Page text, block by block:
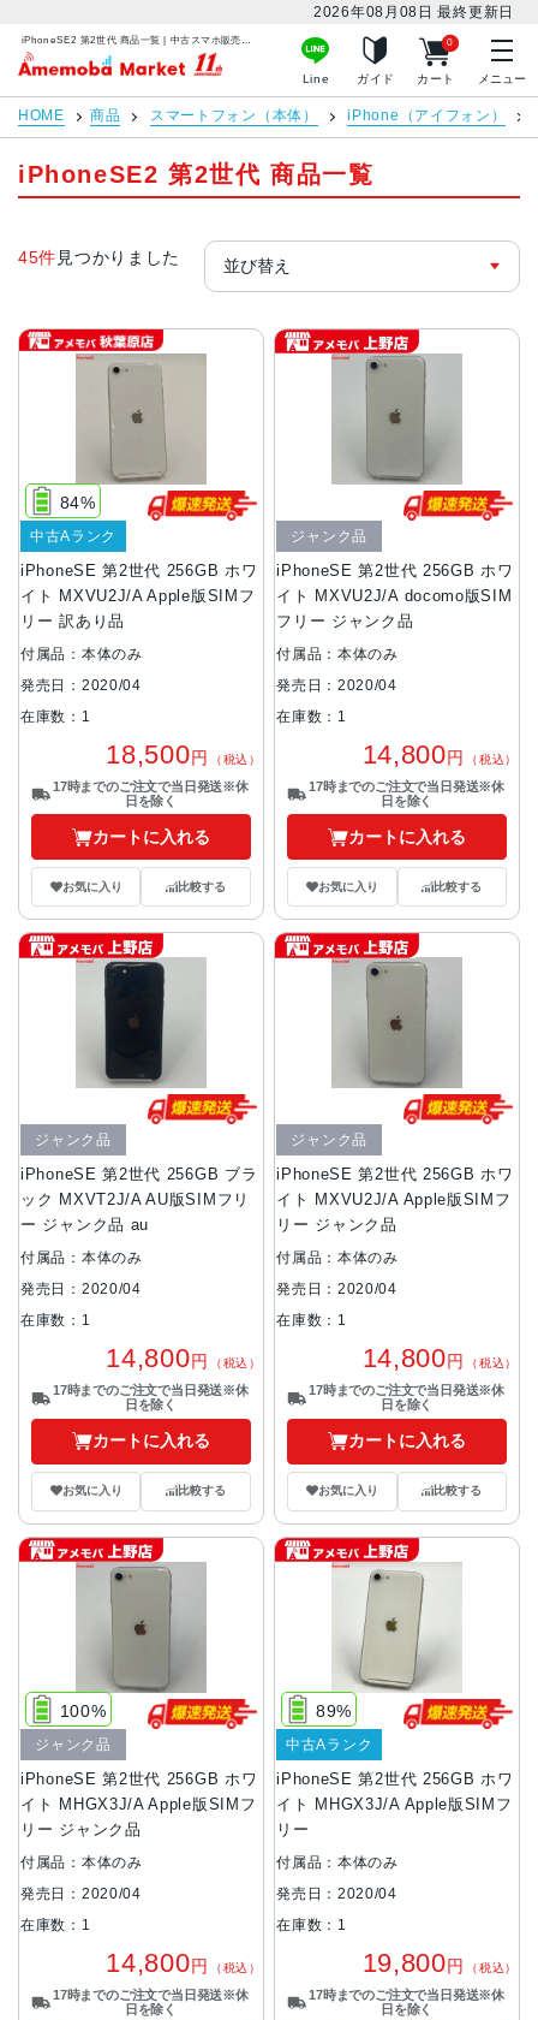
2026年08月08日 最終更新日
アメモバマーケット
Line ガイド カート
0
メニュー
HOME 商品 スマートフォン（本体） iPhone（アイフォン）
iPhoneSE2 第2世代 商品一覧
45件 見つかりました
iPhoneSE 第2世代 256GB ホワ
イト MXVU2J/A Apple版SIMフ
リー 訳あり品
84%
中古Aランク
付属品：本体のみ
発売日：2020/04
在庫数：1
18,500円 （税込）
17時までのご注文で当日発送※休
日を除く
カートに入れる
お気に入り 比較する
iPhoneSE 第2世代 256GB ホワ
イト MXVU2J/A docomo版SIM
フリー ジャンク品
ジャンク品
付属品：本体のみ
発売日：2020/04
在庫数：1
14,800円 （税込）
17時までのご注文で当日発送※休
日を除く
カートに入れる
お気に入り 比較する
iPhoneSE 第2世代 256GB ブラ
ック MXVT2J/A AU版SIMフリ
ー ジャンク品 au
ジャンク品
付属品：本体のみ
発売日：2020/04
在庫数：1
14,800円 （税込）
17時までのご注文で当日発送※休
日を除く
カートに入れる
お気に入り 比較する
iPhoneSE 第2世代 256GB ホワ
イト MXVU2J/A Apple版SIMフ
リー ジャンク品
ジャンク品
付属品：本体のみ
発売日：2020/04
在庫数：1
14,800円 （税込）
17時までのご注文で当日発送※休
日を除く
カートに入れる
お気に入り 比較する
iPhoneSE 第2世代 256GB ホワ
イト MHGX3J/A Apple版SIMフ
リー ジャンク品
100%
ジャンク品
付属品：本体のみ
発売日：2020/04
在庫数：1
14,800円 （税込）
17時までのご注文で当日発送※休
日を除く
iPhoneSE 第2世代 256GB ホワ
イト MHGX3J/A Apple版SIMフ
リー
89%
中古Aランク
付属品：本体のみ
発売日：2020/04
在庫数：1
19,800円 （税込）
17時までのご注文で当日発送※休
日を除く